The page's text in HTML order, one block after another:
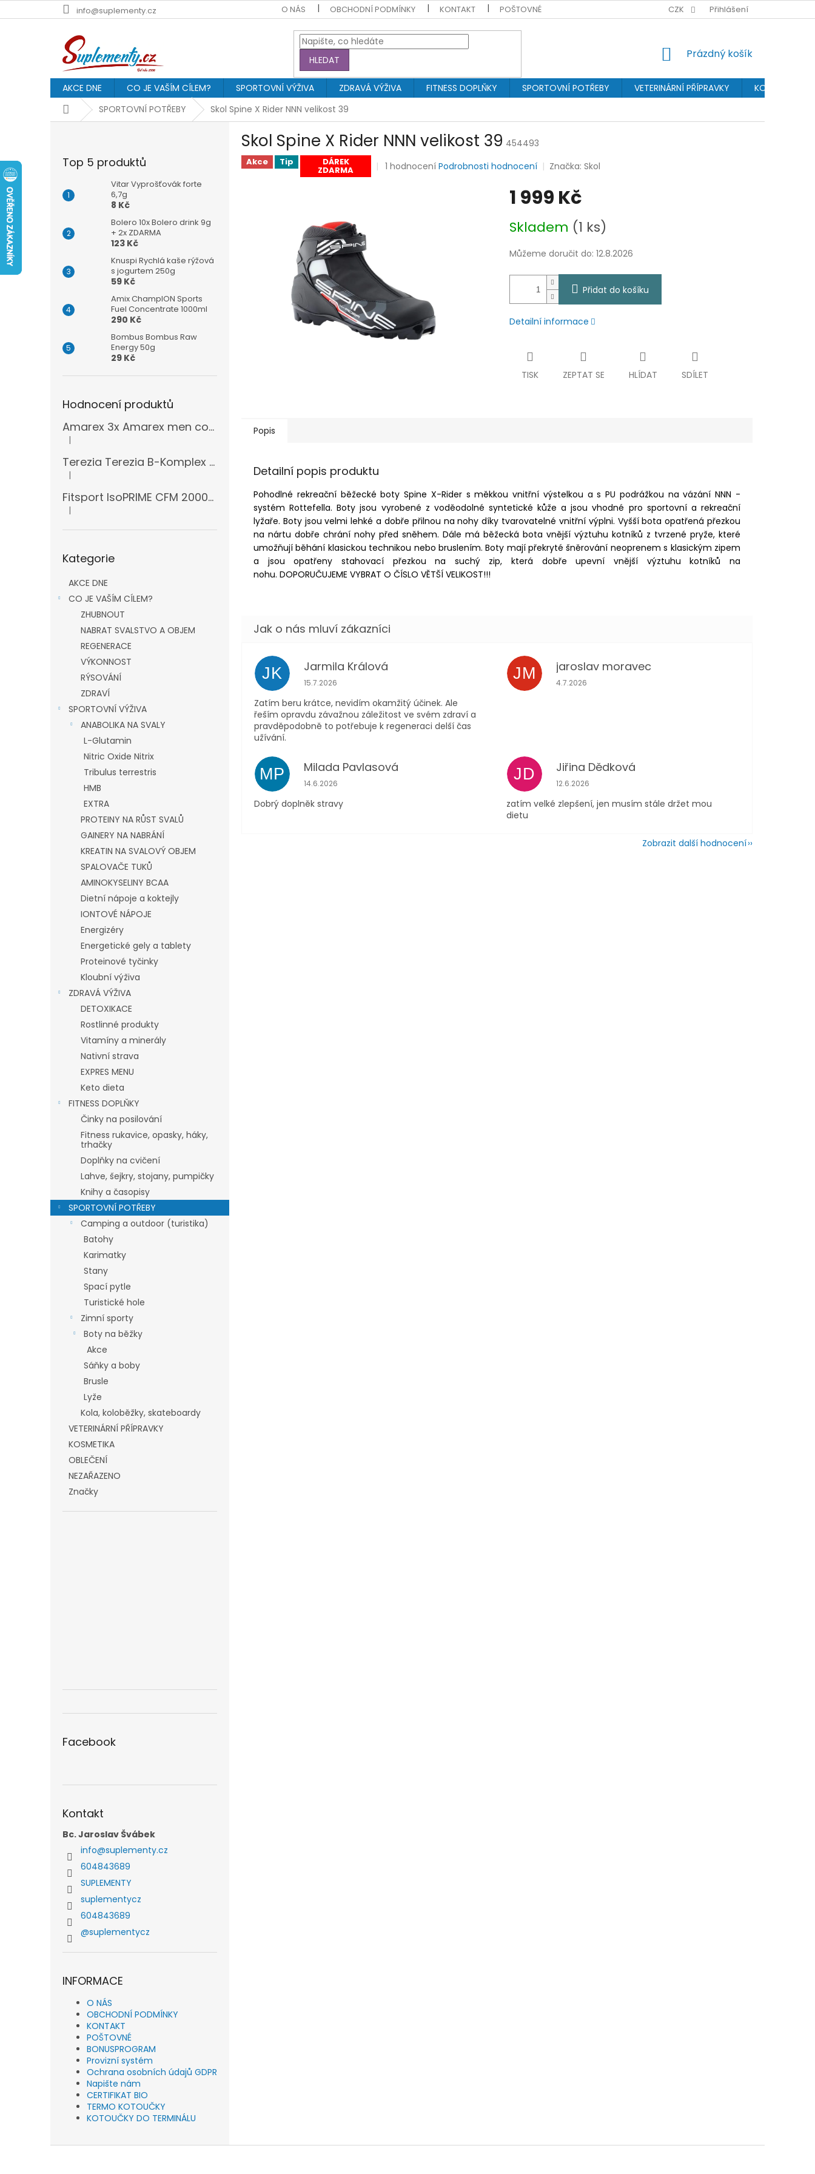
na
info@suplementy.cz O NÁS OBCHODNÍ PODMÍNKY KONTAKT POŠTOVNÉ PROVIZNÍ SYSTÉM OCHRANA
CZK Přihlášení
HLEDAT
NÁKUPNÍ
Prázdný košík
AKCE DNE CO JE VAŠÍM CÍLEM? SPORTOVNÍ VÝŽIVA ZDRAVÁ VÝŽIVA FITNESS DOPLŇKY SPORTOVNÍ POTŘEBY VETERINÁRNÍ PŘÍPRAVKY
KOSMETIKA
DomůSPORTOVNÍ POTŘEBY Skol Spine X Rider NNN velikost 39
Top 5 produktů
Vitar Vyprošťovák forte
6,7g
8 Kč
Bolero 10x Bolero drink 9g
+ 2x ZDARMA
123 Kč
Knuspi Rychlá kaše rýžová
s jogurtem 250g
59 Kč
Amix ChampION Sports
Fuel Concentrate 1000ml
290 Kč
Bombus Bombus Raw
Energy 50g
29 Kč
Hodnocení produktů
Amarex 3x Amarex men complex 120 kapslí
Hodnocení produktu je 5 z 5 hvězdiček.
|
Terezia Terezia B-Komplex super forte 100 tablet
Hodnocení produktu je 5 z 5 hvězdiček.
|
Fitsport IsoPRIME CFM 2000g + šejkr
Hodnocení produktu je 5 z 5 hvězdiček.
|
kategorie
Kategorie
AKCE DNE
CO JE VAŠÍM CÍLEM?
ZHUBNOUT
NABRAT SVALSTVO A OBJEM
REGENERACE
VÝKONNOST
RÝSOVÁNÍ
ZDRAVÍ
SPORTOVNÍ VÝŽIVA
ANABOLIKA NA SVALY
L-Glutamin
Nitric Oxide Nitrix
Tribulus terrestris
HMB
EXTRA
PROTEINY NA RŮST SVALŮ
GAINERY NA NABRÁNÍ
KREATIN NA SVALOVÝ OBJEM
SPALOVAČE TUKŮ
AMINOKYSELINY BCAA
Dietní nápoje a koktejly
IONTOVÉ NÁPOJE
Energizéry
Energetické gely a tablety
Proteinové tyčinky
Kloubní výživa
ZDRAVÁ VÝŽIVA
DETOXIKACE
Rostlinné produkty
Vitamíny a minerály
Nativní strava
EXPRES MENU
Keto dieta
FITNESS DOPLŇKY
Činky na posilování
Fitness rukavice, opasky, háky,
trhačky
Doplňky na cvičení
Lahve, šejkry, stojany, pumpičky
Knihy a časopisy
SPORTOVNÍ POTŘEBY
Camping a outdoor (turistika)
Batohy
Karimatky
Stany
Spací pytle
Turistické hole
Zimní sporty
Boty na běžky
Akce
Sáňky a boby
Brusle
Lyže
Kola, koloběžky, skateboardy
VETERINÁRNÍ PŘÍPRAVKY
KOSMETIKA
OBLEČENÍ
NEZAŘAZENO
Značky
Facebook
Kontakt
Bc. Jaroslav Švábek
info@suplementy.cz
604843689
SUPLEMENTY
suplementycz
604843689
@suplementycz
INFORMACE
O NÁS
OBCHODNÍ PODMÍNKY
KONTAKT
POŠTOVNÉ
BONUSPROGRAM
Provizní systém
Ochrana osobních údajů GDPR
Napište nám
CERTIFIKAT BIO
TERMO KOTOUČKY
KOTOUČKY DO TERMINÁLU
Skol Spine X Rider NNN velikost 39 454493
Akce Tip DÁREK
ZDARMA
Průměrné
1 hodnocení Podrobnosti hodnocení Značka: Skol
1 999 Kč
cena:
Skladem (1 ks)
Můžeme doručit do: 12.8.2026
Přidat do košíku
Detailní informace
TISK ZEPTAT SE HLÍDAT SDÍLET
Popis
Detailní popis produktu
Pohodlné rekreační běžecké boty Spine X-Rider s měkkou vnitřní výstelkou a s PU podrážkou na vázání NNN -
systém Rottefella. Boty jsou vyrobené z voděodolné syntetické kůže a jsou vhodné pro sportovní a rekreační
lyžaře. Boty jsou velmi lehké a dobře přilnou na nohy díky tvarovatelné vnitřní výplni. Vyšší bota opatřená přezkou
na nártu dobře chrání nohy před sněhem. Dále má běžecká bota vnější výztuhu kotníků z tvrzené pryže, které
umožňují běhání klasickou technikou nebo bruslením. Boty mají překryté šněrování neoprenem s klasickým zipem
a jsou opatřeny stahovací přezkou na suchý zip, která dobře upevní vnější výztuhu kotníků na
nohu. DOPORUČUJEME VYBRAT O ČÍSLO VĚTŠÍ VELIKOST!!!
JK Jarmila Králová
Hodnocení obchodu je 5 z 5 hvězdiček.
15.7.2026
Zatím beru krátce, nevidím okamžitý účinek. Ale
řeším opravdu závažnou záležitost ve svém zdraví a
pravděpodobně to potřebuje k regeneraci delší čas
užívání.
JM jaroslav moravec
Hodnocení obchodu je 5 z 5 hvězdiček.
4.7.2026
MP Milada Pavlasová
Hodnocení obchodu je 5 z 5 hvězdiček.
14.6.2026
Dobrý doplněk stravy
JD Jiřina Dědková
Hodnocení obchodu je 4 z 5 hvězdiček.
12.6.2026
zatím velké zlepšení, jen musím stále držet mou
dietu
Zobrazit další hodnocení